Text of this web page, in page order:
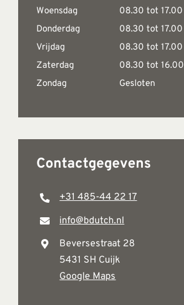
Woensdag
Donderdag
Vrijdag
Zaterdag
Zondag
08.30 tot 17.00
08.30 tot 17.00
08.30 tot 17.00
08.30 tot 16.00
Gesloten
Contactgegevens
+31 485-44 22 17
info@bdutch.nl
Beversestraat 28
5431 SH Cuijk
Google Maps